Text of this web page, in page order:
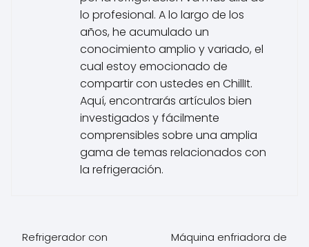
lo profesional. A lo largo de los
años, he acumulado un
conocimiento amplio y variado, el
cual estoy emocionado de
compartir con ustedes en ChillIt.
Aquí, encontrarás artículos bien
investigados y fácilmente
comprensibles sobre una amplia
gama de temas relacionados con
la refrigeración.
Refrigerador con
Máquina enfriadora de